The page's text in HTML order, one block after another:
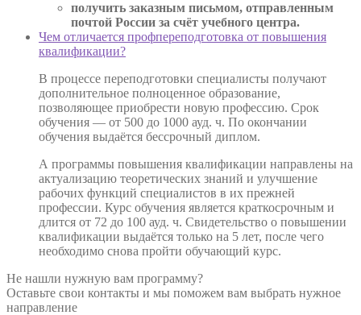
получить заказным письмом, отправленным
почтой России за счёт учебного центра.
Чем отличается профпереподготовка от повышения
квалификации?
В процессе переподготовки специалисты получают
дополнительное полноценное образование,
позволяющее приобрести новую профессию. Срок
обучения — от 500 до 1000 ауд. ч. По окончании
обучения выдаётся бессрочный диплом.
А программы повышения квалификации направлены на
актуализацию теоретических знаний и улучшение
рабочих функций специалистов в их прежней
профессии. Курс обучения является краткосрочным и
длится от 72 до 100 ауд. ч. Свидетельство о повышении
квалификации выдаётся только на 5 лет, после чего
необходимо снова пройти обучающий курс.
Не нашли нужную вам программу?
Оставьте свои контакты и мы поможем вам выбрать нужное
направление